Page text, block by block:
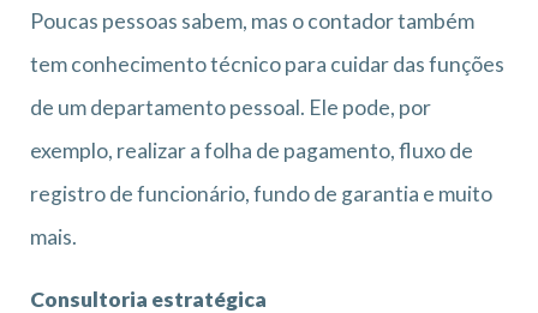
Poucas pessoas sabem, mas o contador também
tem conhecimento técnico para cuidar das funções
de um departamento pessoal. Ele pode, por
exemplo, realizar a folha de pagamento, fluxo de
registro de funcionário, fundo de garantia e muito
mais.
Consultoria estratégica